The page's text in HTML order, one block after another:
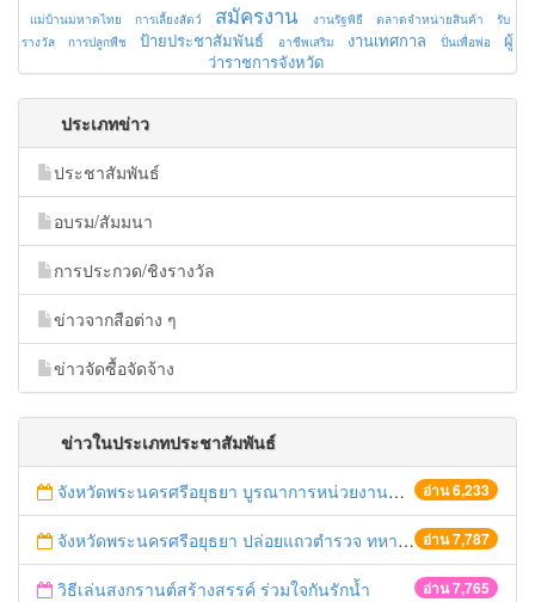
แม่บ้านมหาดไทย การเลี้ยงสัตว์ สมัครงาน งานรัฐพิธี ตลาดจำหน่ายสินค้า
รับ
รางวัล
การปลูกพืช ป้ายประชาสัมพันธ์ อาชีพเสริม งานเทศกาล ปั่นเพื่อพ่อ
ผู้
ว่าราชการจังหวัด
ประเภทข่าว
ประชาสัมพันธ์
อบรม/สัมมนา
การประกวด/ชิงรางวัล
ข่าวจากสือต่าง ๆ
ข่าวจัดซื้อจัดจ้าง
ข่าวในประเภทประชาสัมพันธ์
อ่าน 6,233
จังหวัดพระนครศรีอยุธยา บูรณาการหน่วยงานที่เกี่ยวข้อง ลงพื้นที่จัดระเบียบและดำเนินมาตรการตามบทลงโทษสูงสุดกับผู้ประกอบการร้านค้าที่ยังฝ่าฝืนตั้งร้านค้ารุกล้ำเขตพื้นที่ทางหลวง เตรียมความปลอดภัยก่อนเทศกาลสงกรานต์
อ่าน 7,787
จังหวัดพระนครศรีอยุธยา ปล่อยแถวตำรวจ ทหาร ฝ่ายปกครอง กว่า 100 นาย ตรวจเข้มท่ารถสาธารณะ สถานีขนส่งรถโดยสาร วินรถตู้ และสถานีรถไฟ เตรียมรับมือเทศกาลสงกรานต์
อ่าน 7,765
วิธีเล่นสงกรานต์สร้างสรรค์ ร่วมใจกันรักน้ำ